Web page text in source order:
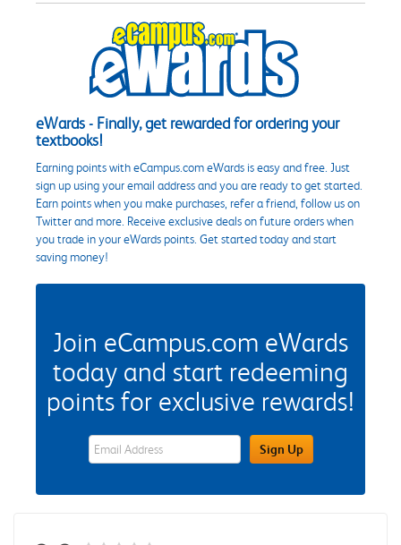
eWards - Finally, get rewarded for ordering your
textbooks!
Earning points with eCampus.com eWards is easy and free. Just
sign up using your email address and you are ready to get started.
Earn points when you make purchases, refer a friend, follow us on
Twitter and more. Receive exclusive deals on future orders when
you trade in your eWards points. Get started today and start
saving money!
Join eCampus.com eWards
today and start redeeming
points for exclusive rewards!
eWards Sign Up Email Address FieldSign Up